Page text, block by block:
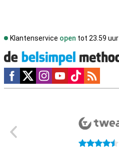
Klantenservice open tot 23.59 uur
Social media
4.5 sterren